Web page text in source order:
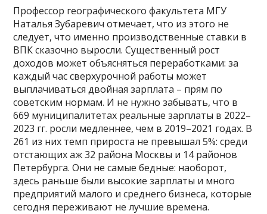
Профессор географического факультета МГУ
Наталья Зубаревич отмечает, что из этого не
следует, что именно производственные ставки в
ВПК сказочно выросли. Существенный рост
доходов может объясняться переработками: за
каждый час сверхурочной работы может
выплачиваться двойная зарплата – прям по
советским нормам. И не нужно забывать, что в
669 муниципалитетах реальные зарплаты в 2022–
2023 гг. росли медленнее, чем в 2019–2021 годах. В
261 из них темп прироста не превышал 5%: среди
отстающих аж 32 района Москвы и 14 районов
Петербурга. Они не самые бедные: наоборот,
здесь раньше были высокие зарплаты и много
предприятий малого и среднего бизнеса, которые
сегодня переживают не лучшие времена.